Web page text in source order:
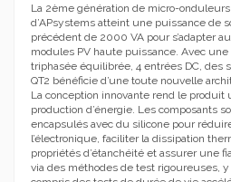
La 2ème génération de micro-
d’APsystems atteint une puissance de
précédent de 2000 VA pour s’adapter
modules PV haute puissance. Avec une
triphasée équilibrée, 4 entrées DC, des
QT2 bénéficie d’une toute nouvelle
La conception innovante rend le
production d’énergie. Les composants
encapsulés avec du silicone pour
l’électronique, faciliter la dissipation
propriétés d’étanchéité et assurer une
via des méthodes de test rigoureuses, y